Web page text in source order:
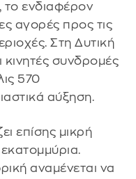
ενδιαφέρον
αγορές προς τις
Στη Δυτική
κινητές συνδρομές
570
αύξηση.
επίσης μικρή
αναμένεται να